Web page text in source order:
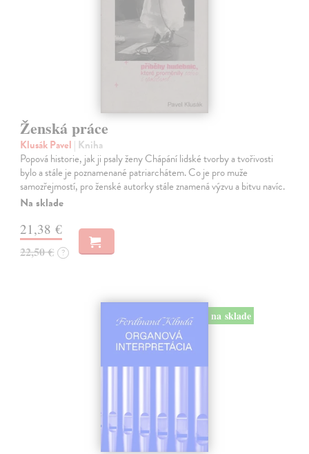
Ženská práce
Klusák Pavel | Kniha
Popová historie, jak ji psaly ženy Chápání lidské tvorby a tvořivosti
bylo a stále je poznamenané patriarchátem. Co je pro muže
samozřejmostí, pro ženské autorky stále znamená výzvu a bitvu navíc.
Na sklade
21,38 €
22,50 € ?
na sklade